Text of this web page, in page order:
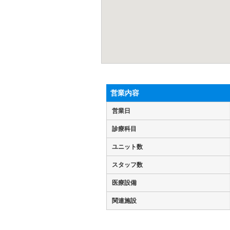
営業内容
営業日
診療科目
ユニット数
スタッフ数
医療設備
関連施設